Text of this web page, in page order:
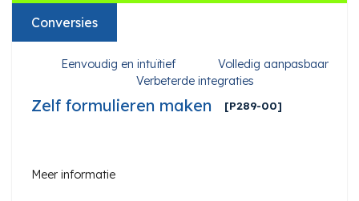
Conversies
Eenvoudig en intuïtief
Volledig aanpasbaar
Verbeterde integraties
Zelf formulieren maken [P289-00]
Meer informatie